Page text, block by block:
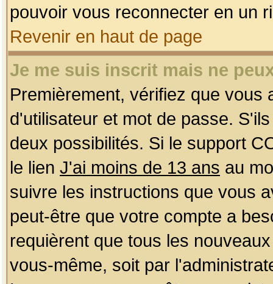
pouvoir vous reconnecter en un
Revenir en haut de page
Je me suis inscrit mais ne
Premièrement, vérifiez que
d'utilisateur et mot de passe.
deux possibilités. Si le support
le lien J'ai moins de 13 ans au
suivre les instructions que vous
peut-être que votre compte a
requièrent que tous les
vous-même, soit par